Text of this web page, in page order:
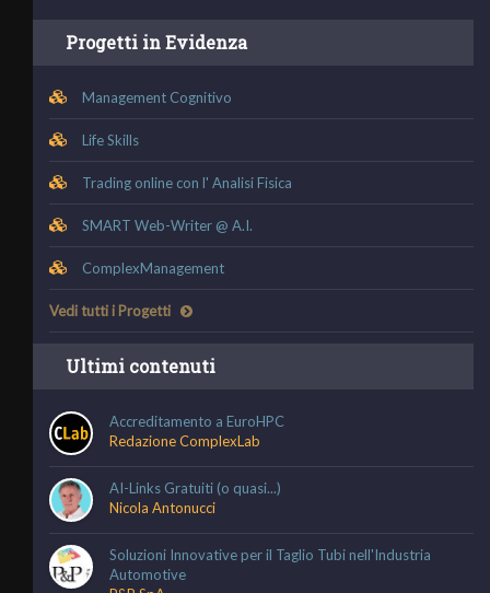
Progetti in Evidenza
Management Cognitivo
Life Skills
Trading online con l' Analisi Fisica
SMART Web-Writer @ A.I.
ComplexManagement
Vedi tutti i Progetti
Ultimi contenuti
Accreditamento a EuroHPC
Redazione ComplexLab
AI-Links Gratuiti (o quasi...)
Nicola Antonucci
Soluzioni Innovative per il Taglio Tubi nell'Industria
Automotive